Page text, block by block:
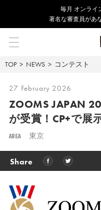
毎⽉ オンライ
著名な審査員があ
TOP NEWS コンテスト
27 February 2026
ZOOMS JAPAN
が受賞！CP+で展
AREA 東京
Share